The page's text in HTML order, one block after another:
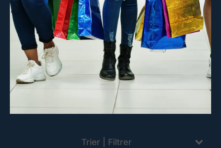
Trier | Filtrer